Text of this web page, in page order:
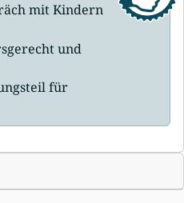
mit Kindern
und
für